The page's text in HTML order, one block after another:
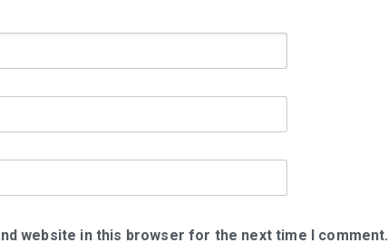
website in this browser for the next time I comment.